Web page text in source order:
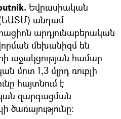
Եվրասիական
անդամ
արդյունաբերական
մեխանիզմ են
աջակցության համար
մոտ 1,3 մլրդ ռուբլի
հայտնում է
զարգացման
ծառայությունը։